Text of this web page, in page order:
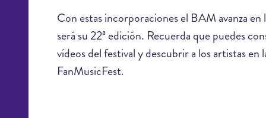
Con estas incorporaciones el BAM avanza
será su 22ª edición. Recuerda que puedes
vídeos del festival y descubrir a los artistas en
FanMusicFest.